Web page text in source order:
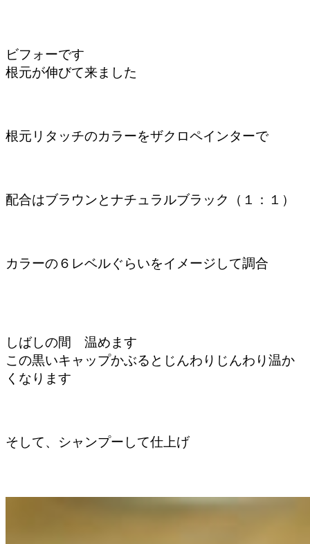
ビフォーです
根元が伸びて来ました
根元リタッチのカラーをザクロペインターで
配合はブラウンとナチュラルブラック（１：１）
カラーの６レベルぐらいをイメージして調合
しばしの間 温めます
この黒いキャップかぶるとじんわりじんわり温か
くなります
そして、シャンプーして仕上げ